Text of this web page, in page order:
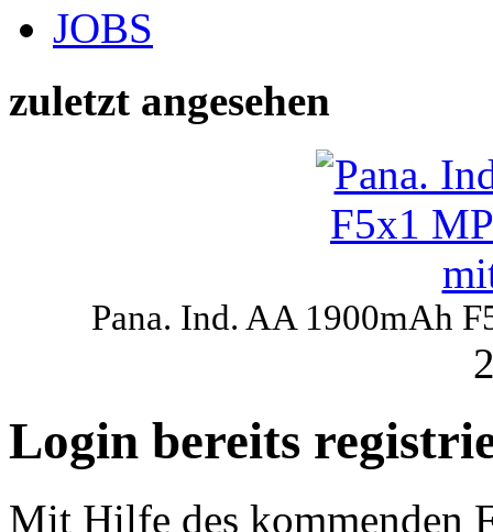
JOBS
zuletzt angesehen
Pana. Ind. AA 1900mAh
Login bereits
Mit Hilfe des kommenden